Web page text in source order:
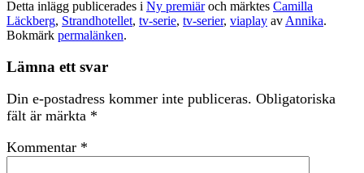
Detta inlägg publicerades i Ny premiäroch märktes Camilla
Läckberg, Strandhotellet, tv-serie, tv-serier, viaplay av Annika.
Bokmärk permalänken.
Lämna ett svar
Din e-postadress kommer inte publiceras. Obligatoriska
fält är märkta *
Kommentar *